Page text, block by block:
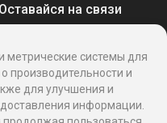
Оставайся на связи
метрические системы для
производительности и
для улучшения и
информации.